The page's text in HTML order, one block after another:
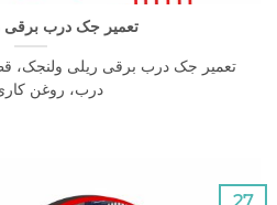
تعمیر جک درب برقی ریلی
جک درب برقی ریلی ولنجک، قطعات آن
درب، روغن کاری و [...]